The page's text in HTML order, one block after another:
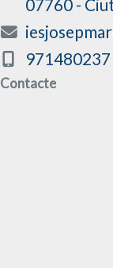
07760 -
971480237
Contacte